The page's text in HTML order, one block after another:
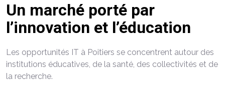
Un marché porté par
l’innovation et l’éducation
Les opportunités IT à Poitiers se concentrent autour des
institutions éducatives, de la santé, des collectivités et de
la recherche.